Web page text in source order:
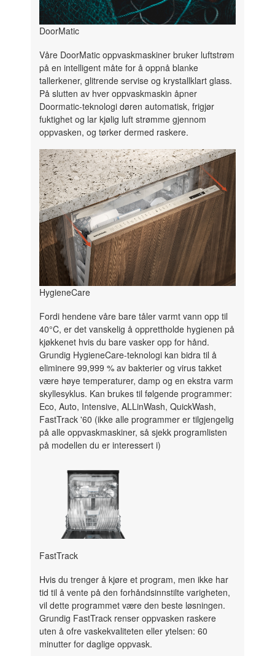
DoorMatic
Våre DoorMatic oppvaskmaskiner bruker luftstrøm
på en intelligent måte for å oppnå blanke
tallerkener, glitrende servise og krystallklart glass.
På slutten av hver oppvaskmaskin åpner
Doormatic-teknologi døren automatisk, frigjør
fuktighet og lar kjølig luft strømme gjennom
oppvasken, og tørker dermed raskere.
HygieneCare
Fordi hendene våre bare tåler varmt vann opp til
40°C, er det vanskelig å opprettholde hygienen på
kjøkkenet hvis du bare vasker opp for hånd.
Grundig HygieneCare-teknologi kan bidra til å
eliminere 99,999 % av bakterier og virus takket
være høye temperaturer, damp og en ekstra varm
skyllesyklus. Kan brukes til følgende programmer:
Eco, Auto, Intensive, ALLinWash, QuickWash,
FastTrack '60 (ikke alle programmer er tilgjengelig
på alle oppvaskmaskiner, så sjekk programlisten
på modellen du er interessert i)
FastTrack
Hvis du trenger å kjøre et program, men ikke har
tid til å vente på den forhåndsinnstilte varigheten,
vil dette programmet være den beste løsningen.
Grundig FastTrack renser oppvasken raskere
uten å ofre vaskekvaliteten eller ytelsen: 60
minutter for daglige oppvask.